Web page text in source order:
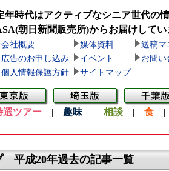
年時代はアクティブなシニア世代の
朝日新聞販売所)からお届けしてい
会社概要 媒体資料
送稿マ
広告のお申し込み
イベント
お問い
個人情報保護方針
サイトマップ
選ツアー | 趣味 | 相談 | 食
平成20年過去の記事一覧